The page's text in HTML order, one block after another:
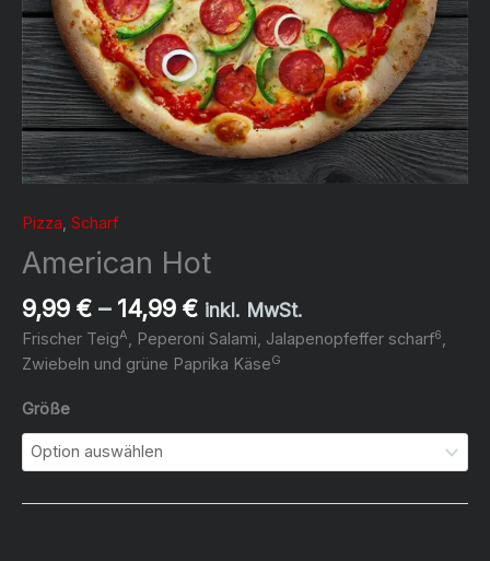
Pizza, Scharf
American Hot
9,99 € – 14,99 €Preisspanne:
9,99 €
bis
inkl. MwSt.
Frischer TeigA, Peperoni Salami, Jalapenopfeffer scharf6,
Zwiebeln und grüne Paprika KäseG
Größe